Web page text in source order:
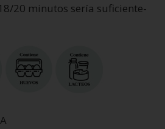
20 minutos sería suficiente-